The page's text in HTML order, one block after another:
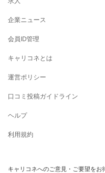
企業ニュース
会員ID管理
キャリコネとは
運営ポリシー
口コミ投稿ガイドライン
ヘルプ
利用規約
キャリコネへのご意見・ご要望をお